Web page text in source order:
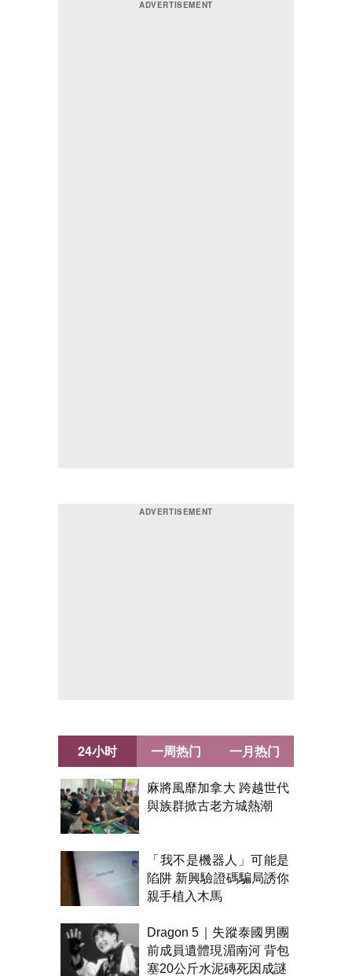
24小时
麻將風靡加拿大 跨越世代
與族群掀古老方城熱潮
「我不是機器人」可能是
陷阱 新興驗證碼騙局誘你
親手植入木馬
Dragon 5｜失蹤泰國男團
前成員遺體現湄南河 背包
塞20公斤水泥磚死因成謎
一周热门 一月热门